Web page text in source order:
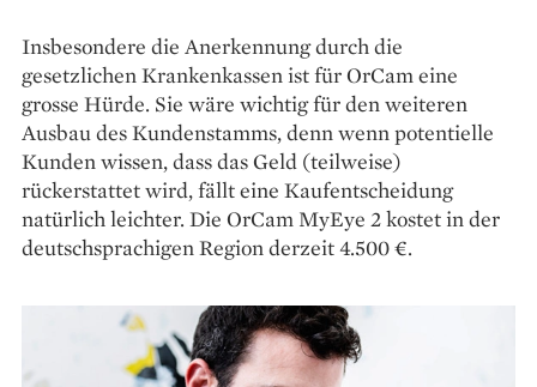
Insbesondere die Anerkennung durch die
gesetzlichen Krankenkassen ist für OrCam eine
grosse Hürde. Sie wäre wichtig für den weiteren
Ausbau des Kundenstamms, denn wenn potentielle
Kunden wissen, dass das Geld (teilweise)
rückerstattet wird, fällt eine Kaufentscheidung
natürlich leichter. Die OrCam MyEye 2 kostet in der
deutschsprachigen Region derzeit 4.500 €.